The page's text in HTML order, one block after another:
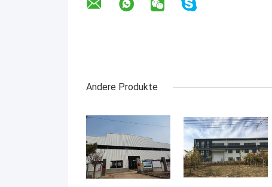
Andere Produkte